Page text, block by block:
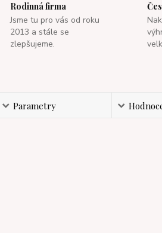
Rodinná firma
Jsme tu pro vás od roku
2013 a stále se
zlepšujeme.
Parametry